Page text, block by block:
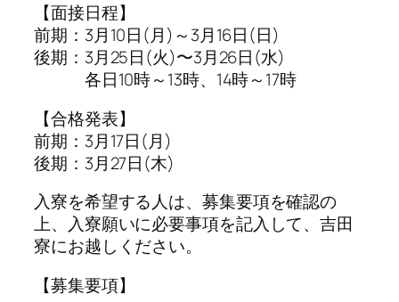
【面接日程】
前期：3月10日(月)～3月16日(日)
後期：3月25日(火)〜3月26日(水)
各日10時～13時、14時～17時
【合格発表】
前期：3月17日(月)
後期：3月27日(木)
入寮を希望する人は、募集要項を確認の
上、入寮願いに必要事項を記入して、吉田
寮にお越しください。
【募集要項】